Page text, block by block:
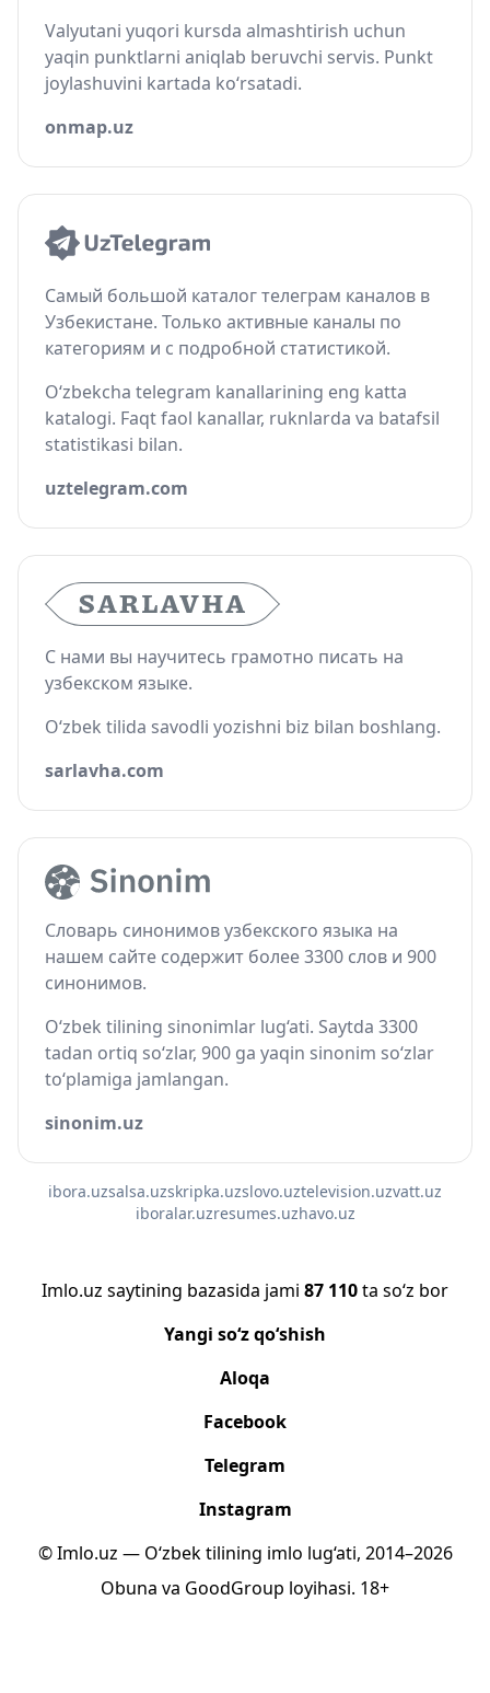
Valyutani yuqori kursda almashtirish uchun
yaqin punktlarni aniqlab beruvchi servis. Punkt
joylashuvini kartada ko‘rsatadi.
onmap.uz
Самый большой каталог телеграм каналов в
Узбекистане. Только активные каналы по
категориям и с подробной статистикой.
O‘zbekcha telegram kanallarining eng katta
katalogi. Faqt faol kanallar, ruknlarda va batafsil
statistikasi bilan.
uztelegram.com
С нами вы научитесь грамотно писать на
узбекском языке.
O‘zbek tilida savodli yozishni biz bilan boshlang.
sarlavha.com
Словарь синонимов узбекского языка на
нашем сайте содержит более 3300 слов и 900
синонимов.
O‘zbek tilining sinonimlar lug‘ati. Saytda 3300
tadan ortiq so‘zlar, 900 ga yaqin sinonim so‘zlar
to‘plamiga jamlangan.
sinonim.uz
ibora.uzsalsa.uzskripka.uzslovo.uztelevision.uzvatt.uz
iboralar.uzresumes.uzhavo.uz
Imlo.uz saytining bazasida jami 87 110ta so‘z bor
Yangi so‘z qo‘shish
Aloqa
Facebook
Telegram
Instagram
© Imlo.uz — O‘zbek tilining imlo lug‘ati, 2014–2026
Obuna va GoodGroup loyihasi. 18+